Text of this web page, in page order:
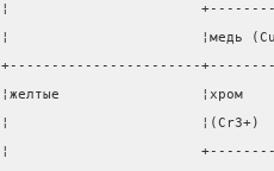
¦                       +----------
¦                       ¦медь
+-----------------------
¦желтые                 ¦хром
¦                       ¦(Cr3+)
¦